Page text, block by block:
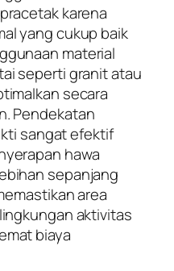
karena
yang cukup baik
material
seperti granit atau
secara
Pendekatan
sangat efektif
hawa
sepanjang
area
aktivitas
biaya